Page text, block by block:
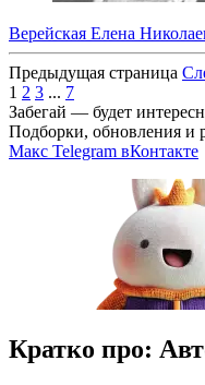
Верейская Елена
Предыдущая страница
1 2 3 ... 7
Забегай — будет
Подборки, обновления и
Макс Telegram вКонтакте
Кратко про: